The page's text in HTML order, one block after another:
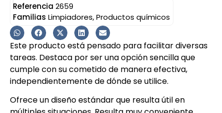
Referencia 2659
Familias Limpiadores,Productos químicos
Este producto está pensado para facilitar diversas
tareas. Destaca por ser una opción sencilla que
cumple con su cometido de manera efectiva,
independientemente de dónde se utilice.
Ofrece un diseño estándar que resulta útil en